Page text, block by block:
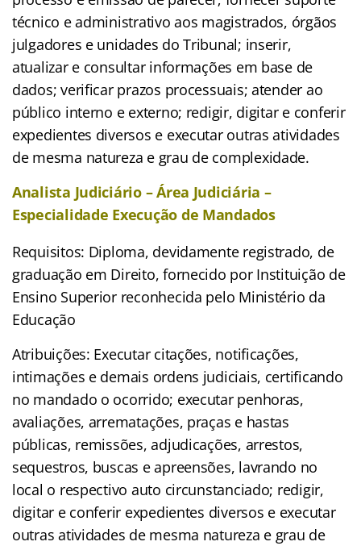
técnico e administrativo aos magistrados, órgãos
julgadores e unidades do Tribunal; inserir,
atualizar e consultar informações em base de
dados; verificar prazos processuais; atender ao
público interno e externo; redigir, digitar e conferir
expedientes diversos e executar outras atividades
de mesma natureza e grau de complexidade.
Analista Judiciário – Área Judiciária –
Especialidade Execução de Mandados
Requisitos: Diploma, devidamente registrado, de
graduação em Direito, fornecido por Instituição de
Ensino Superior reconhecida pelo Ministério da
Educação
Atribuições: Executar citações, notificações,
intimações e demais ordens judiciais, certificando
no mandado o ocorrido; executar penhoras,
avaliações, arrematações, praças e hastas
públicas, remissões, adjudicações, arrestos,
sequestros, buscas e apreensões, lavrando no
local o respectivo auto circunstanciado; redigir,
digitar e conferir expedientes diversos e executar
outras atividades de mesma natureza e grau de